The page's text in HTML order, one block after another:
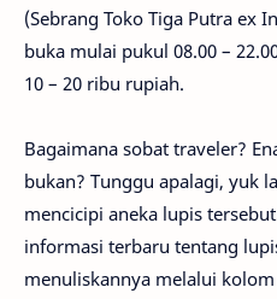
(Sebrang Toko Tiga Putra ex
buka mulai pukul 08.00 –
10 – 20 ribu rupiah.
Bagaimana sobat traveler?
bukan? Tunggu apalagi, yuk
mencicipi aneka lupis
informasi terbaru tentang
menuliskannya melalui